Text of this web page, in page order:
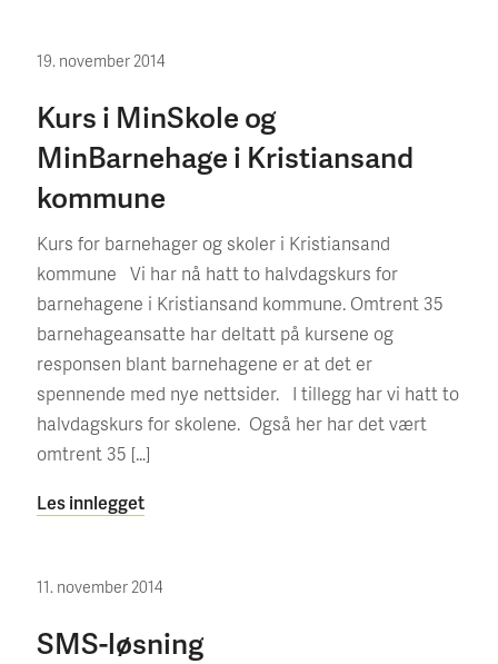
19. november 2014
Kurs i MinSkole og
MinBarnehage i Kristiansand
kommune
Kurs for barnehager og skoler i Kristiansand
kommune Vi har nå hatt to halvdagskurs for
barnehagene i Kristiansand kommune. Omtrent 35
barnehageansatte har deltatt på kursene og
responsen blant barnehagene er at det er
spennende med nye nettsider. I tillegg har vi hatt to
halvdagskurs for skolene. Også her har det vært
omtrent 35 […]
Les innlegget
11. november 2014
SMS-løsning